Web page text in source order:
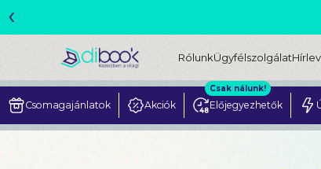
‹
RólunkÜgyfélszolgálat
Csomagajánlatok Akciók Előjegyezhetők
Csak nálunk!